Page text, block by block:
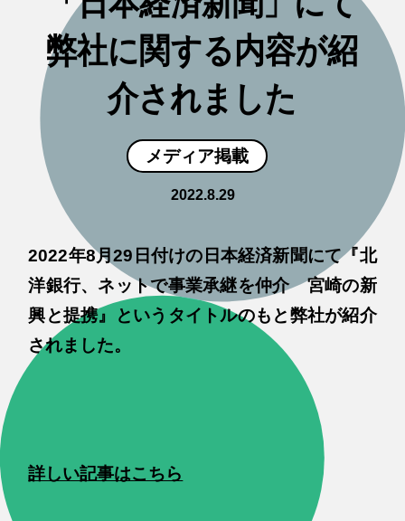
弊社に関する内容が紹
介されました
メディア掲載
2022.8.29
2022年8月29日付けの日本経済新聞にて『北
洋銀行、ネットで事業承継を仲介 宮崎の新
興と提携』というタイトルのもと弊社が紹介
されました。
詳しい記事はこちら